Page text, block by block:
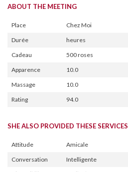
ABOUT THE MEETING
Place
Chez Moi
Durée
heures
Cadeau
500 roses
Apparence
10.0
Massage
10.0
Rating
94.0
SHE ALSO PROVIDED THESE SERVICES
Attitude
Amicale
Conversation
Intelligente